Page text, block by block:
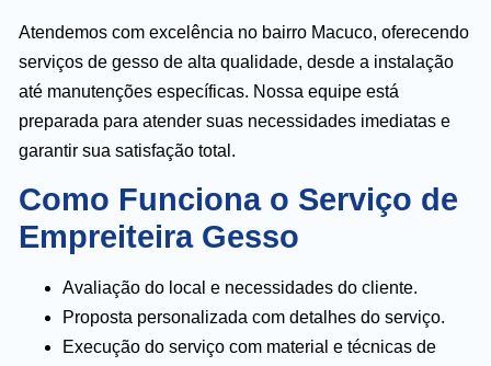
Atendemos com excelência no bairro Macuco, oferecendo
serviços de gesso de alta qualidade, desde a instalação
até manutenções específicas. Nossa equipe está
preparada para atender suas necessidades imediatas e
garantir sua satisfação total.
Como Funciona o Serviço de
Empreiteira Gesso
Avaliação do local e necessidades do cliente.
Proposta personalizada com detalhes do serviço.
Execução do serviço com material e técnicas de